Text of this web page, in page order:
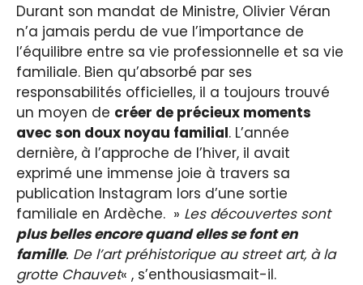
Durant son mandat de Ministre, Olivier Véran
n’a jamais perdu de vue l’importance de
l’équilibre entre sa vie professionnelle et sa vie
familiale. Bien qu’absorbé par ses
responsabilités officielles, il a toujours trouvé
un moyen de créer de précieux moments
avec son doux noyau familial. L’année
dernière, à l’approche de l’hiver, il avait
exprimé une immense joie à travers sa
publication Instagram lors d’une sortie
familiale en Ardèche. » Les découvertes sont
plus belles encore quand elles se font en
famille. De l’art préhistorique au street art, à la
grotte Chauvet« , s’enthousiasmait-il.